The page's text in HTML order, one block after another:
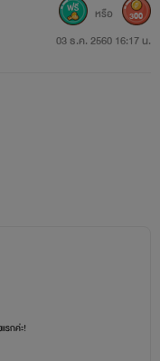
นไลน์ที่สนุกที่สุดในโลก
03 ธ.ค. 2560 16:17 น.
หรือ 300
รกค่ะ!